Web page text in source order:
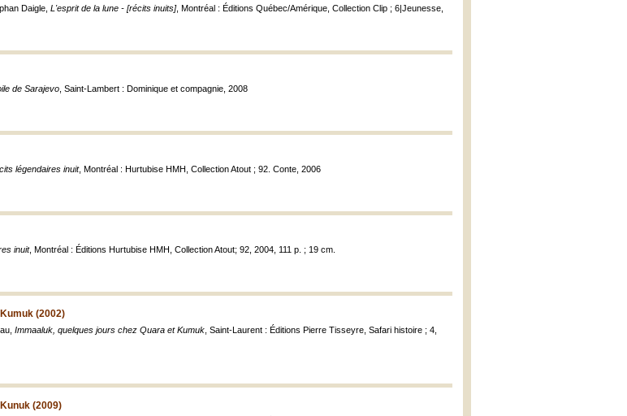
Daigle, L'esprit de la lune - [récits inuits], Montréal : Éditions Québec/Amérique, Collection Clip ; 6|Jeunesse,
de Sarajevo , Saint-Lambert : Dominique et compagnie, 2008
légendaires inuit, Montréal : Hurtubise HMH, Collection Atout ; 92. Conte, 2006
inuit, Montréal : Éditions Hurtubise HMH, Collection Atout; 92, 2004, 111 p. ; 19 cm.
(2002)
Immaaluk, quelques jours chez Quara et Kumuk , Saint-Laurent : Éditions Pierre Tisseyre, Safari histoire ; 4,
(2009)